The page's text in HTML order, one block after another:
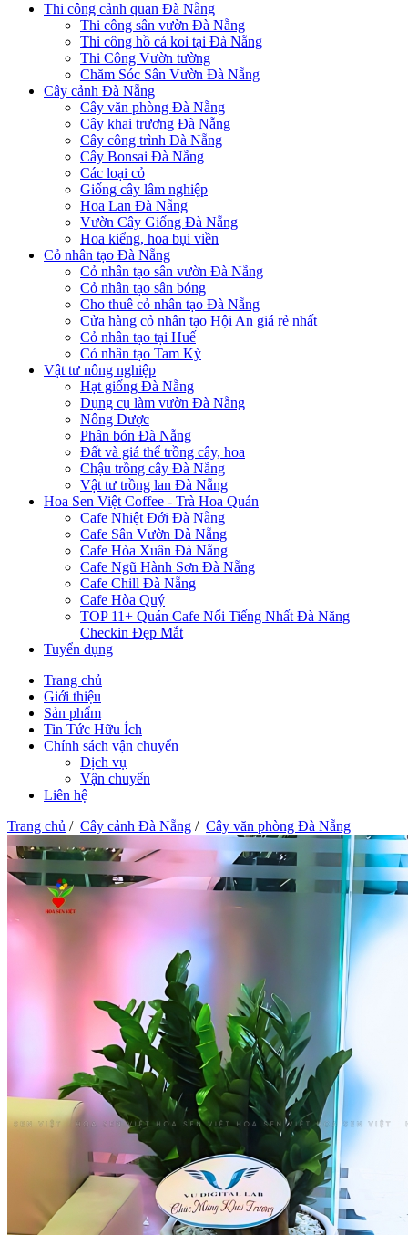
Thi công cảnh quan Đà Nẵng
Thi công sân vườn Đà Nẵng
Thi công hồ cá koi tại Đà Nẵng
Thi Công Vườn tường
Chăm Sóc Sân Vườn Đà Nẵng
Cây cảnh Đà Nẵng
Cây văn phòng Đà Nẵng
Cây khai trương Đà Nẵng
Cây công trình Đà Nẵng
Cây Bonsai Đà Nẵng
Các loại cỏ
Giống cây lâm nghiệp
Hoa Lan Đà Nẵng
Vườn Cây Giống Đà Nẵng
Hoa kiểng, hoa bụi viền
Cỏ nhân tạo Đà Nẵng
Cỏ nhân tạo sân vườn Đà Nẵng
Cỏ nhân tạo sân bóng
Cho thuê cỏ nhân tạo Đà Nẵng
Cửa hàng cỏ nhân tạo Hội An giá rẻ nhất
Cỏ nhân tạo tại Huế
Cỏ nhân tạo Tam Kỳ
Vật tư nông nghiệp
Hạt giống Đà Nẵng
Dụng cụ làm vườn Đà Nẵng
Nông Dược
Phân bón Đà Nẵng
Đất và giá thể trồng cây, hoa
Chậu trồng cây Đà Nẵng
Vật tư trồng lan Đà Nẵng
Hoa Sen Việt Coffee - Trà Hoa Quán
Cafe Nhiệt Đới Đà Nẵng
Cafe Sân Vườn Đà Nẵng
Cafe Hòa Xuân Đà Nẵng
Cafe Ngũ Hành Sơn Đà Nẵng
Cafe Chill Đà Nẵng
Cafe Hòa Quý
TOP 11+ Quán Cafe Nổi Tiếng Nhất Đà Năng
Checkin Đẹp Mắt
Tuyển dụng
Trang chủ
Giới thiệu
Sản phẩm
Tin Tức Hữu Ích
Chính sách vận chuyển
Dịch vụ
Vận chuyển
Liên hệ
Trang chủ / Cây cảnh Đà Nẵng / Cây văn phòng Đà Nẵng